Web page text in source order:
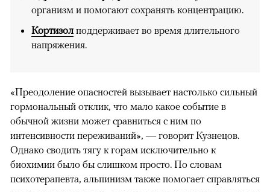
организм и помогают сохранять концентрацию.
Кортизол поддерживает во время длительного
напряжения.
«Преодоление опасностей вызывает настолько сильный
гормональный отклик, что мало какое событие в
обычной жизни может сравниться с ним по
интенсивности переживаний», — говорит Кузнецов.
Однако сводить тягу к горам исключительно к
биохимии было бы слишком просто. По словам
психотерапевта, альпинизм также помогает справляться